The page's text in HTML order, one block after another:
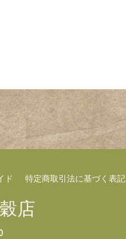
ド 特定商取引法に基づく表記
店